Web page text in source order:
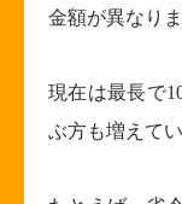
金額が異なりま
現在は最長で
ぶ方も増えてい